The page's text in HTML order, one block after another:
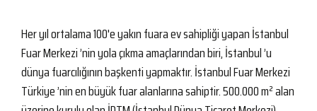
Her yıl ortalama 100'e yakın fuara ev sahipliği yapan İstanbul
Fuar Merkezi’nin yola çıkma amaçlarından biri, İstanbul’u
dünya fuarcılığının başkenti yapmaktır. İstanbul Fuar Merkezi
Türkiye’nin en büyük fuar alanlarına sahiptir. 500.000 m² alan